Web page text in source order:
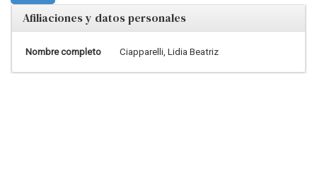
Afiliaciones y datos personales
Nombre completo Ciapparelli, Lidia Beatriz